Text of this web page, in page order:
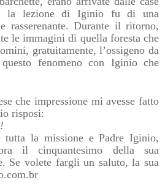
la lezione di Iginio fu di una
rasserenante. Durante il ritorno,
le immagini di quella foresta che
gratuitamente, l’ossigeno da
fenomeno con Iginio che
che impressione mi avesse fatto
risposi:
tutta la missione e Padre Iginio,
il cinquantesimo della sua
Se volete fargli un saluto, la sua